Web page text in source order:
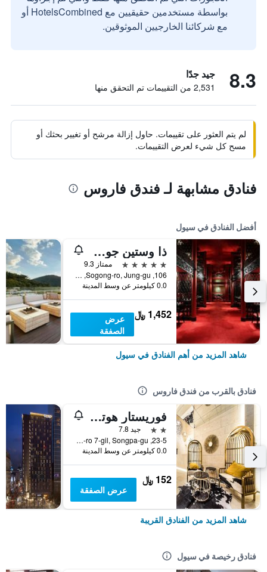
بواسطة مستخدمين حقيقيين مع HotelsCombined أو
مع شركائنا الخارجيين الموثوقين.
8.3 جيد جدًا
2,531 من التقييمات تم التحقق منها
لم يتم العثور على تقييمات. حاول إزالة مرشح أو تغيير بحثك أو
مسح كل شيء لعرض التقييمات.
فنادق مشابهة لـ فندق فاروس
أفضل الفنادق في سيول
ذا وستين جوسون سول
5 نجوم
ممتاز 9.3
106, Sogong-ro, Jung-gu, سيول, كوريا الجنوبية
0.0 كيلومتر عن وسط المدينة
1,452 ﷼
عرض
الصفقة
شاهد المزيد من أهم الفنادق في سيول
فنادق بالقرب من فندق فاروس
فوريستار هوتل 2
2 نجمتين
جيد 7.8
23-5, Baekjegobun-ro 7-gil, Songpa-gu, سيول, كوريا الجنوبية
0.0 كيلومتر عن وسط المدينة
152 ﷼
عرض الصفقة
شاهد المزيد من الفنادق القريبة
فنادق رخيصة في سيول